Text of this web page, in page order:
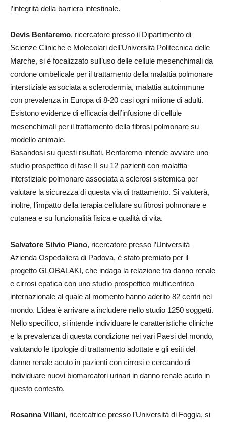
l’integrità della barriera intestinale.
Devis Benfaremo, ricercatore presso il Dipartimento di
Scienze Cliniche e Molecolari dell’Università Politecnica delle
Marche, si è focalizzato sull’uso delle cellule mesenchimali da
cordone ombelicale per il trattamento della malattia polmonare
interstiziale associata a sclerodermia, malattia autoimmune
con prevalenza in Europa di 8-20 casi ogni milione di adulti.
Esistono evidenze di efficacia dell’infusione di cellule
mesenchimali per il trattamento della fibrosi polmonare su
modello animale.
Basandosi su questi risultati, Benfaremo intende avviare uno
studio prospettico di fase II su 12 pazienti con malattia
interstiziale polmonare associata a sclerosi sistemica per
valutare la sicurezza di questa via di trattamento. Si valuterà,
inoltre, l’impatto della terapia cellulare su fibrosi polmonare e
cutanea e su funzionalità fisica e qualità di vita.
Salvatore Silvio Piano, ricercatore presso l’Università
Azienda Ospedaliera di Padova, è stato premiato per il
progetto GLOBALAKI, che indaga la relazione tra danno renale
e cirrosi epatica con uno studio prospettico multicentrico
internazionale al quale al momento hanno aderito 82 centri nel
mondo. L’idea è arrivare a includere nello studio 1250 soggetti.
Nello specifico, si intende individuare le caratteristiche cliniche
e la prevalenza di questa condizione nei vari Paesi del mondo,
valutando le tipologie di trattamento adottate e gli esiti del
danno renale acuto in pazienti con cirrosi e cercando di
individuare nuovi biomarcatori urinari in danno renale acuto in
questo contesto.
Rosanna Villani, ricercatrice presso l’Università di Foggia, si